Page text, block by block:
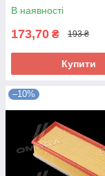
В наявності
173,70 ₴ 193 ₴
Купити
–10%